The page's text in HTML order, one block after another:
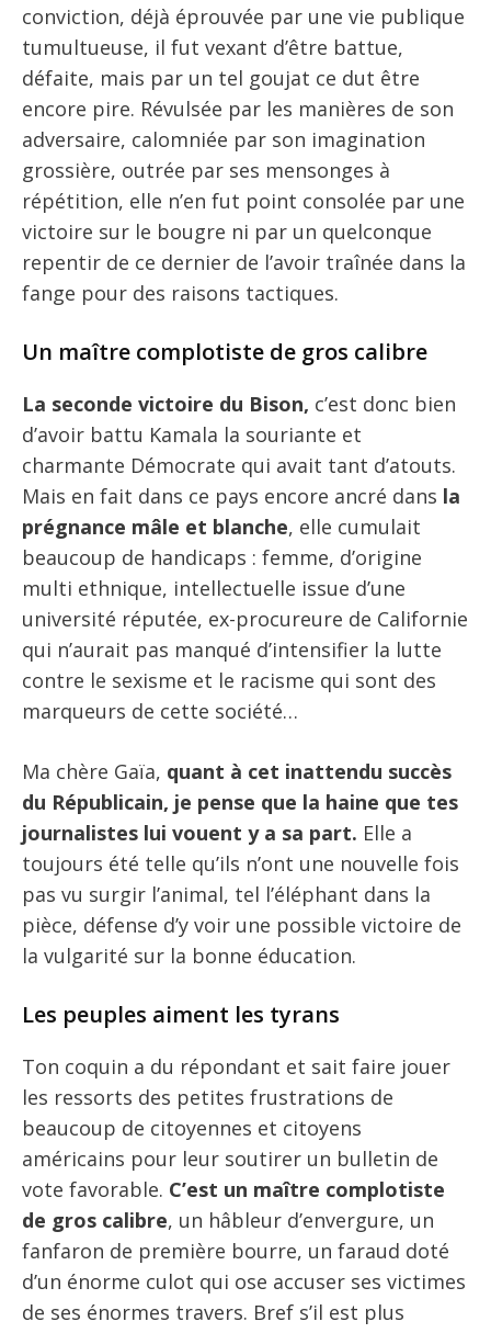
conviction, déjà éprouvée par une vie publique
tumultueuse, il fut vexant d’être battue,
défaite, mais par un tel goujat ce dut être
encore pire. Révulsée par les manières de son
adversaire, calomniée par son imagination
grossière, outrée par ses mensonges à
répétition, elle n’en fut point consolée par une
victoire sur le bougre ni par un quelconque
repentir de ce dernier de l’avoir traînée dans la
fange pour des raisons tactiques.
Un maître complotiste de gros calibre
La seconde victoire du Bison, c’est donc bien
d’avoir battu Kamala la souriante et
charmante Démocrate qui avait tant d’atouts.
Mais en fait dans ce pays encore ancré dans la
prégnance mâle et blanche, elle cumulait
beaucoup de handicaps : femme, d’origine
multi ethnique, intellectuelle issue d’une
université réputée, ex-procureure de Californie
qui n’aurait pas manqué d’intensifier la lutte
contre le sexisme et le racisme qui sont des
marqueurs de cette société…
Ma chère Gaïa, quant à cet inattendu succès
du Républicain, je pense que la haine que tes
journalistes lui vouent y a sa part. Elle a
toujours été telle qu’ils n’ont une nouvelle fois
pas vu surgir l’animal, tel l’éléphant dans la
pièce, défense d’y voir une possible victoire de
la vulgarité sur la bonne éducation.
Les peuples aiment les tyrans
Ton coquin a du répondant et sait faire jouer
les ressorts des petites frustrations de
beaucoup de citoyennes et citoyens
américains pour leur soutirer un bulletin de
vote favorable. C’est un maître complotiste
de gros calibre, un hâbleur d’envergure, un
fanfaron de première bourre, un faraud doté
d’un énorme culot qui ose accuser ses victimes
de ses énormes travers. Bref s’il est plus